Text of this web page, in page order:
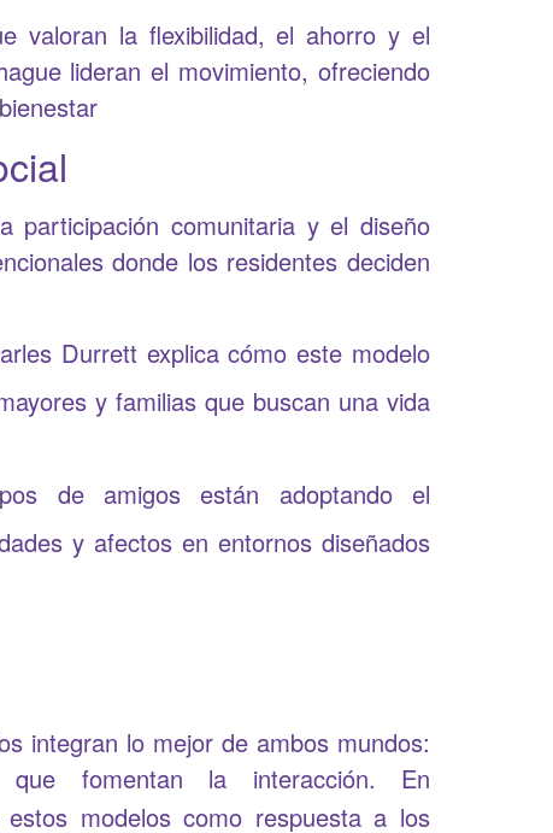
valoran la flexibilidad, el ahorro y el
lideran el movimiento, ofreciendo
comunitaria y el diseño
donde los residentes deciden
Durrett explica cómo este modelo
y familias que buscan una vida
de amigos están adoptando el
y afectos en entornos diseñados
integran lo mejor de ambos mundos:
que fomentan la interacción. En
modelos como respuesta a los